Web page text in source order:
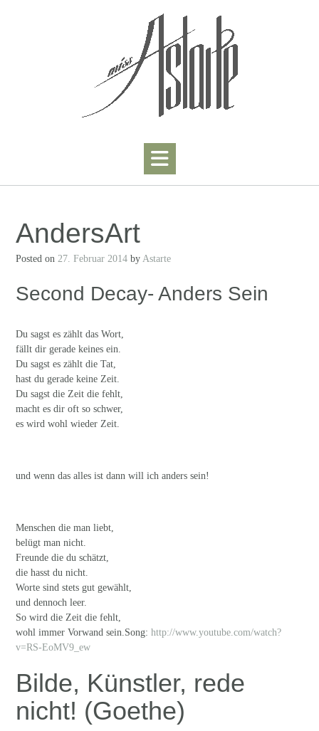
AndersArt
Posted on 27. Februar 2014 by Astarte
Second Decay- Anders Sein
Du sagst es zählt das Wort,
fällt dir gerade keines ein.
Du sagst es zählt die Tat,
hast du gerade keine Zeit.
Du sagst die Zeit die fehlt,
macht es dir oft so schwer,
es wird wohl wieder Zeit.
und wenn das alles ist dann will ich anders sein!
Menschen die man liebt,
belügt man nicht.
Freunde die du schätzt,
die hasst du nicht.
Worte sind stets gut gewählt,
und dennoch leer.
So wird die Zeit die fehlt,
wohl immer Vorwand sein.Song: http://www.youtube.com/watch?
v=RS-EoMV9_ew
Bilde, Künstler, rede
nicht! (Goethe)